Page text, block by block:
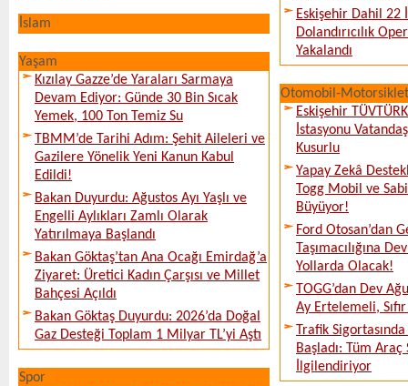
İslam
Yaşam
Kızılay Gazze’de Yaraları Sarmaya
Devam Ediyor: Günde 30 Bin Sıcak
Yemek, 100 Ton Temiz Su
TBMM’de Tarihi Adım: Şehit Aileleri ve
Gazilere Yönelik Yeni Kanun Kabul
Edildi!
Bakan Duyurdu: Ağustos Ayı Yaşlı ve
Engelli Aylıkları Zamlı Olarak
Yatırılmaya Başlandı
Bakan Göktaş’tan Ana Ocağı Emirdağ’a
Ziyaret: Üretici Kadın Çarşısı ve Millet
Bahçesi Açıldı
Bakan Göktaş Duyurdu: 2026’da Doğal
Gaz Desteği Toplam 1 Milyar TL’yi Aştı
Spor
Eskişehir Dahil
Dolandırıcılık
Yakalandı
Otomobil-Motorsiklet
Eskişehir
İstasyonu
Kusurlu
Yapay Zekâ
Togg Mobil ve
Büyüyor!
Ford Otosan’dan
Taşımacılığına
Yollarda Olacak!
TOGG’dan Dev
Ay Ertelemeli,
Trafik
Başladı: Tüm
İlgilendiriyor